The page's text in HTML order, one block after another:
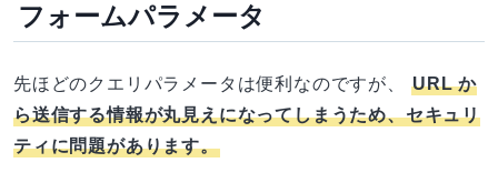
フォームパラメータ
先ほどのクエリパラメータは便利なのですが、 URL か
ら送信する情報が丸見えになってしまうため、セキュリ
ティに問題があります。